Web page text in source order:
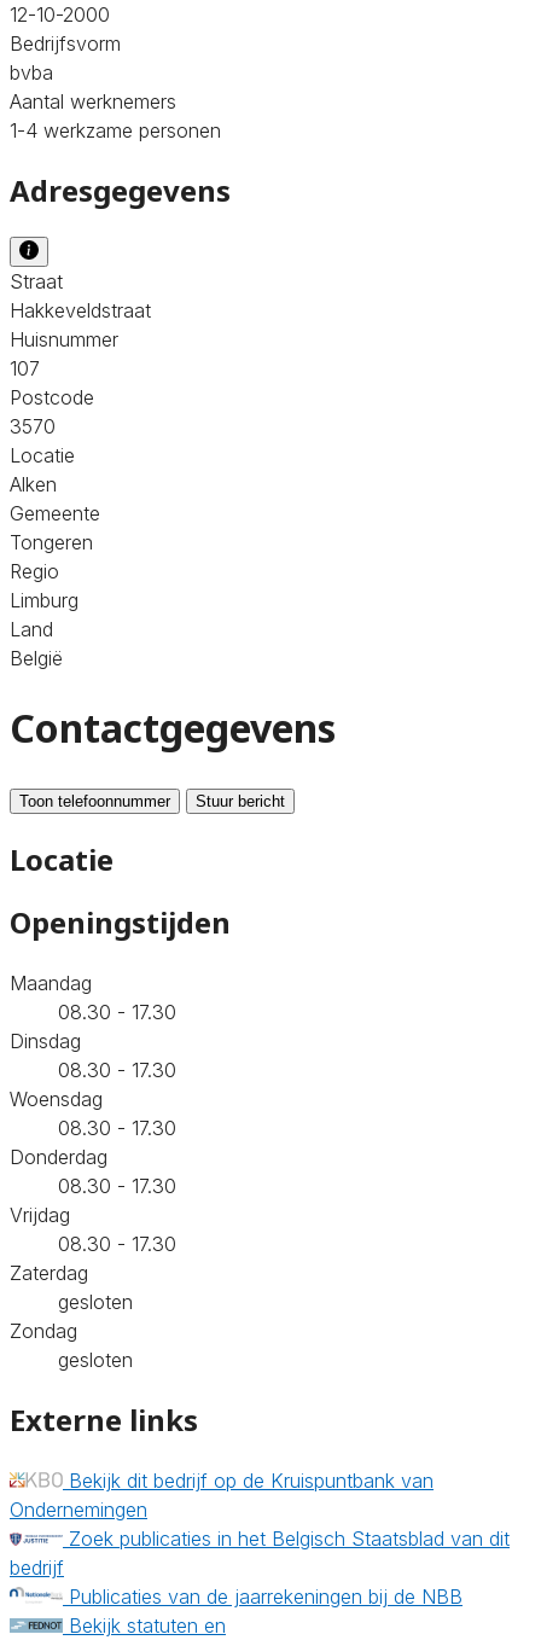
12-10-2000
Bedrijfsvorm
bvba
Aantal werknemers
1-4 werkzame personen
Adresgegevens
Straat
Hakkeveldstraat
Huisnummer
107
Postcode
3570
Locatie
Alken
Gemeente
Tongeren
Regio
Limburg
Land
België
Contactgegevens
Toon telefoonnummer Stuur bericht
Locatie
Openingstijden
Maandag
08.30 - 17.30
Dinsdag
08.30 - 17.30
Woensdag
08.30 - 17.30
Donderdag
08.30 - 17.30
Vrijdag
08.30 - 17.30
Zaterdag
gesloten
Zondag
gesloten
Externe links
Bekijk dit bedrijf op de Kruispuntbank van
Ondernemingen
Zoek publicaties in het Belgisch Staatsblad van dit
bedrijf
Publicaties van de jaarrekeningen bij de NBB
Bekijk statuten en